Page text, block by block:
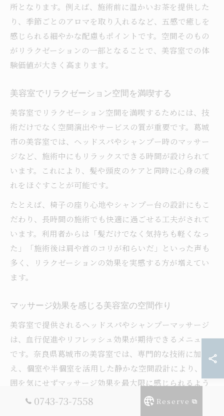
所となります。例えば、施術前に温かいお茶を提供した
り、季節ごとのアロマを取り入れるなど、五感で癒しを
感じられる細やかな配慮もポイントです。空間そのもの
がリラクゼーションの一部となることで、美容室での体
験価値が大きく高まります。
美容室でリラクゼーション空間を満喫する
美容室でリラクゼーション空間を満喫するためには、技
術だけでなく空間演出やサービスの質が重要です。葛城
市の美容室では、ヘッドスパやシャンプー時のマッサー
ジなど、施術中にもリラックスできる時間が設けられて
います。これにより、髪や頭皮のケアと同時に心身の疲
れをほぐすことが可能です。
たとえば、椅子の座り心地やシャンプー台の設計にもこ
だわり、長時間の施術でも快適に過ごせる工夫がされて
います。利用者からは「髪だけでなく気持ちも軽くなっ
た」「施術後は肩や首のコリが和らいだ」といった声も
多く、リラクゼーションの効果を実感する方が増えてい
ます。
マッサージ効果を感じる美容室の空間作り
美容室で提供されるヘッドスパやシャンプーマッサージ
は、血行促進やリフレッシュ効果が期待できるメニュー
です。奈良県葛城市の美容室では、専門的な技術に加
え、個室や半個室を活用した静かな空間設計により、周
囲を気にせずマッサージ効果を最大限に感じられるよう
配慮されています。
0743-73-7558 Reserve